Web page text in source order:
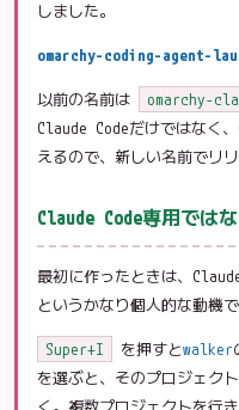
しました。
omarchy-coding-agent-
以前の名前は omarchy-
Claude Codeだけではなく
えるので、新しい名前でリ
Claude Code専用では
最初に作ったときは、
というかなり個人的な動機で
Super+I を押すとwalker
を選ぶと、そのプロジェク